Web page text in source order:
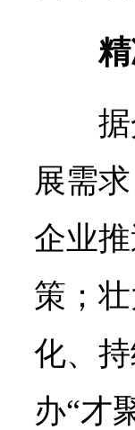
展需
企业
策；
化、
办“才